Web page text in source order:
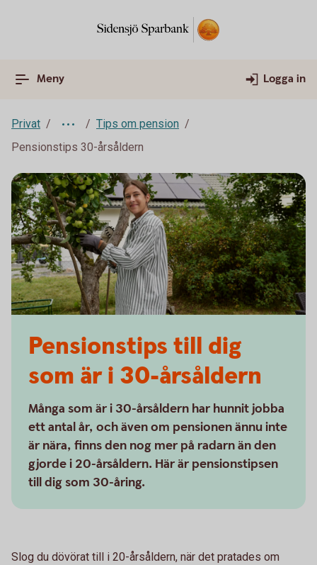
Meny Logga in
Privat
Tips om pension
Pensionstips 30-årsåldern
Pensionstips till dig
som är i 30-årsåldern
Många som är i 30-årsåldern har hunnit jobba
ett antal år, och även om pensionen ännu inte
är nära, finns den nog mer på radarn än den
gjorde i 20-årsåldern. Här är pensionstipsen
till dig som 30-åring.
Slog du dövörat till i 20-årsåldern, när det pratades om